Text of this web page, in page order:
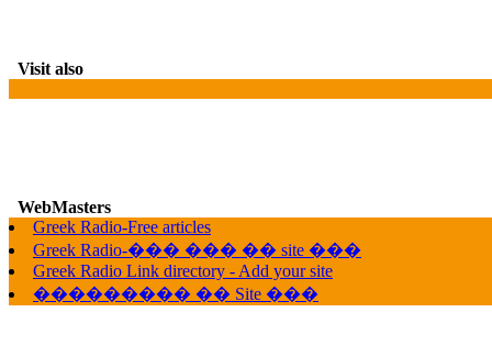
Visit also
WebMasters
Greek Radio-Free articles
Greek Radio-��� ��� �� site ���
Greek Radio Link directory - Add your site
��������� �� Site ���